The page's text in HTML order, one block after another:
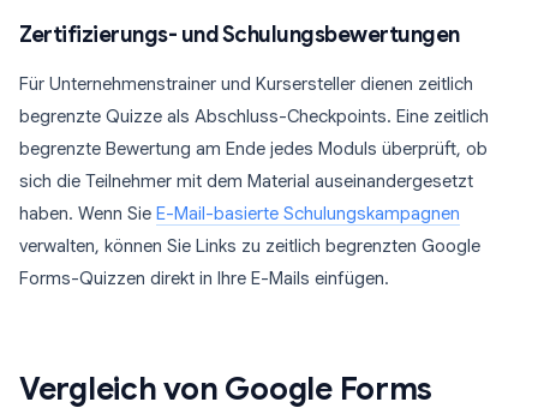
Zertifizierungs- und Schulungsbewertungen
Für Unternehmenstrainer und Kursersteller dienen zeitlich
begrenzte Quizze als Abschluss-Checkpoints. Eine zeitlich
begrenzte Bewertung am Ende jedes Moduls überprüft, ob
sich die Teilnehmer mit dem Material auseinandergesetzt
haben. Wenn Sie E-Mail-basierte Schulungskampagnen
verwalten, können Sie Links zu zeitlich begrenzten Google
Forms-Quizzen direkt in Ihre E-Mails einfügen.
Vergleich von Google Forms